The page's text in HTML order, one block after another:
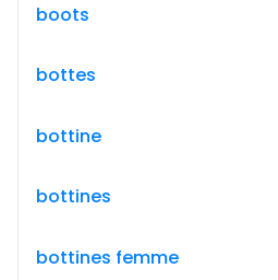
boots
bottes
bottine
bottines
bottines femme